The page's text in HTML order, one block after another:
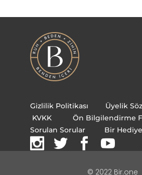
Gizlilik Politikası
Üyelik
KVKK
Ön Bilgilendirme
Sorulan Sorular
Bir
© 2022 Bir.one